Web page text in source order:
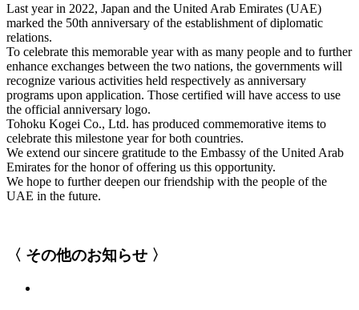
Last year in 2022, Japan and the United Arab Emirates (UAE)
marked the 50th anniversary of the establishment of diplomatic
relations.
To celebrate this memorable year with as many people and to further
enhance exchanges between the two nations, the governments will
recognize various activities held respectively as anniversary
programs upon application. Those certified will have access to use
the official anniversary logo.
Tohoku Kogei Co., Ltd. has produced commemorative items to
celebrate this milestone year for both countries.
We extend our sincere gratitude to the Embassy of the United Arab
Emirates for the honor of offering us this opportunity.
We hope to further deepen our friendship with the people of the
UAE in the future.
〈 その他のお知らせ 〉